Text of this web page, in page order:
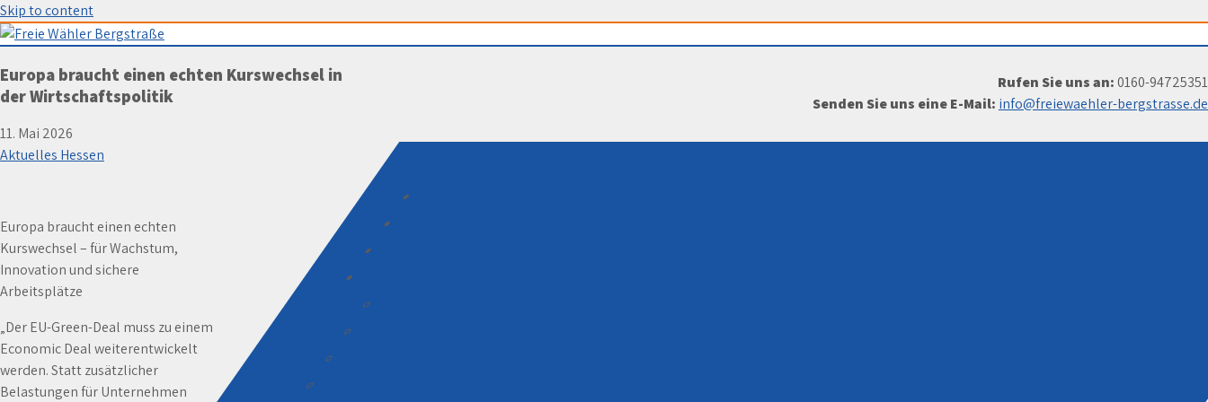
Skip to content
Freie Wähler Bergstraße Rufen Sie uns an:0160-94725351
Senden Sie uns eine E-Mail: info@freiewaehler-bergstrasse.de
Europa braucht einen echten Kurswechsel in
der Wirtschaftspolitik
11. Mai 2026
Aktuelles Hessen
Europa braucht einen echten
Kurswechsel – für Wachstum,
Innovation und sichere
Arbeitsplätze
„Der EU-Green-Deal muss zu einem
Economic Deal weiterentwickelt
werden. Statt zusätzlicher
Belastungen für Unternehmen